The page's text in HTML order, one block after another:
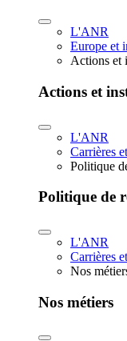
L'ANR
Europe et
Actions et
Actions et
L'ANR
Carrières
Politique
Politique de
L'ANR
Carrières
Nos
Nos métiers